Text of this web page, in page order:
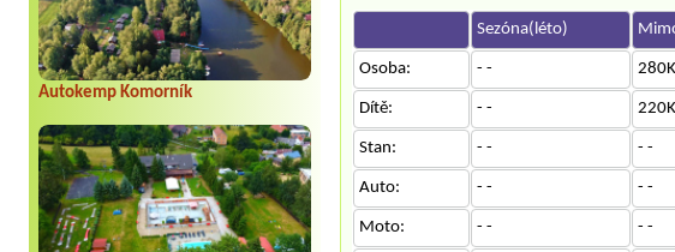
Autokemp Komorník
Sezóna(léto)
Osoba: - -
Dítě: - -
Stan: - - - -
Auto: - - - -
Moto: - - - -